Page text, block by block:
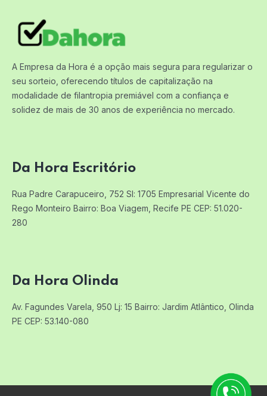
A Empresa da Hora é a opção mais segura para regularizar o
seu sorteio, oferecendo títulos de capitalização na
modalidade de filantropia premiável com a confiança e
solidez de mais de 30 anos de experiência no mercado.
Da Hora Escritório
Rua Padre Carapuceiro, 752 Sl: 1705 Empresarial Vicente do
Rego Monteiro Bairro: Boa Viagem, Recife PE CEP: 51.020-
280
Da Hora Olinda
Av. Fagundes Varela, 950 Lj: 15 Bairro: Jardim Atlântico, Olinda
PE CEP: 53.140-080